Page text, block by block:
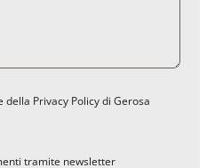
Privacy Policy di Gerosa
tramite newsletter